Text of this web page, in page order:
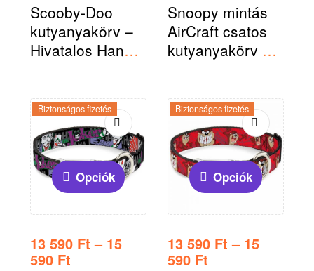
Scooby-Doo
kutyanyakörv –
Hivatalos Hanna
Snoopy mintás
AirCraft csatos
kutyanyakörv –
Biztonságos fizetés
Opciók
13 590 Ft – 15
590 Ft
Biztonságos fizetés
Opciók
13 590 Ft – 15
590 Ft